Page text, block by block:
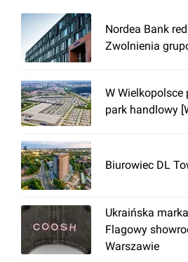
Nordea Bank
Zwolnienia
W Wielkopolsce
park handlowy
Biurowiec DL
Ukraińska
Flagowy
Warszawie